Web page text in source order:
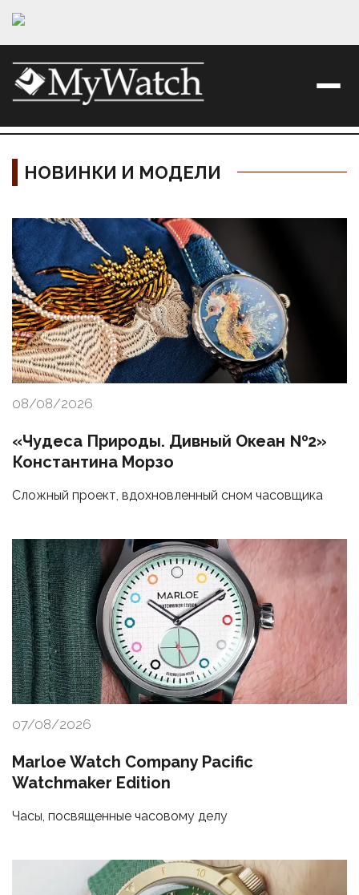
НОВИНКИ И МОДЕЛИ
Материалы
08/08/2026
«Чудеса Природы. Дивный Океан №2»
Константина Морзо
Сложный проект, вдохновленный сном часовщика
07/08/2026
Marloe Watch Company Pacific
Watchmaker Edition
Часы, посвященные часовому делу